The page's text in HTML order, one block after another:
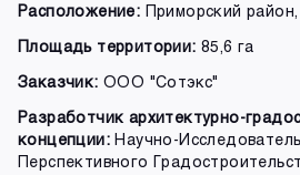
Расположение: Приморский
Площадь территории: 85,6 га
Заказчик: ООО "Сотэкс"
Разработчик архитектурно-
концепции:Научно-
Перспективного